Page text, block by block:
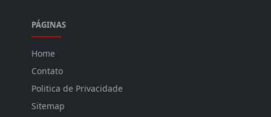
PÁGINAS
Home
Contato
Politica de Privacidade
Sitemap